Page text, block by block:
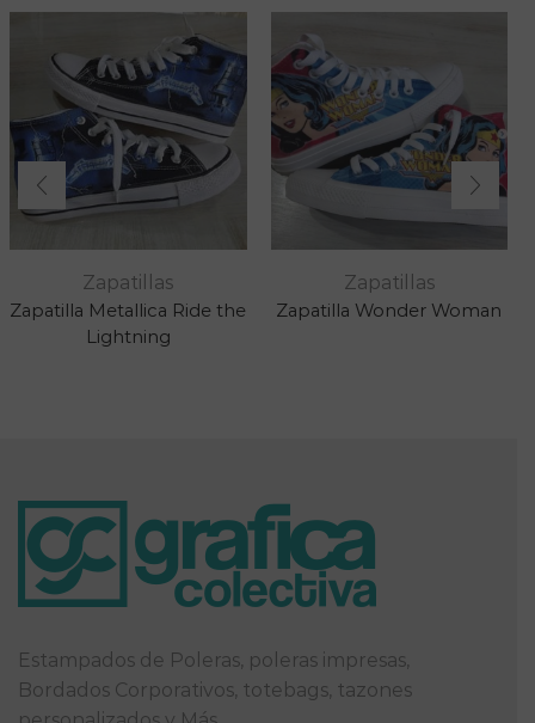
Zapatillas
Zapatilla Metallica Ride the
Lightning
Zapatillas
Zapatilla Wonder Woman
Estampados de Poleras, poleras impresas,
Bordados Corporativos, totebags, tazones